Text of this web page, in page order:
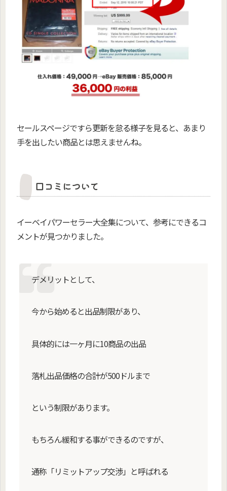
セールスページですら更新を怠る様子を見ると、あまり
手を出したい商品とは思えませんね。
口コミについて
イーベイパワーセラー大全集について、参考にできるコ
メントが見つかりました。
デメリットとして、
今から始めると出品制限があり、
具体的には一ヶ月に10商品の出品
落札出品価格の合計が500ドルまで
という制限があります。
もちろん緩和する事ができるのですが、
通称「リミットアップ交渉」と呼ばれる